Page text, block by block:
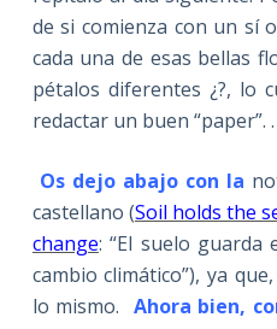
de si comienza con un sí
cada una de esas bellas
pétalos diferentes ¿?, lo
redactar un buen “paper”. .
Os dejo abajo con la
castellano (Soil holds the
change: “El suelo
cambio climático”), ya
lo mismo. Ahora bien,